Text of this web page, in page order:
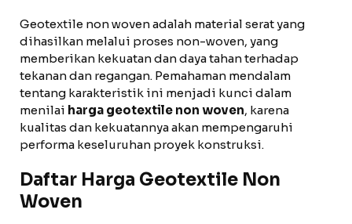
Geotextile non woven adalah material serat yang
dihasilkan melalui proses non-woven, yang
memberikan kekuatan dan daya tahan terhadap
tekanan dan regangan. Pemahaman mendalam
tentang karakteristik ini menjadi kunci dalam
menilai harga geotextile non woven, karena
kualitas dan kekuatannya akan mempengaruhi
performa keseluruhan proyek konstruksi.
Daftar Harga Geotextile Non
Woven